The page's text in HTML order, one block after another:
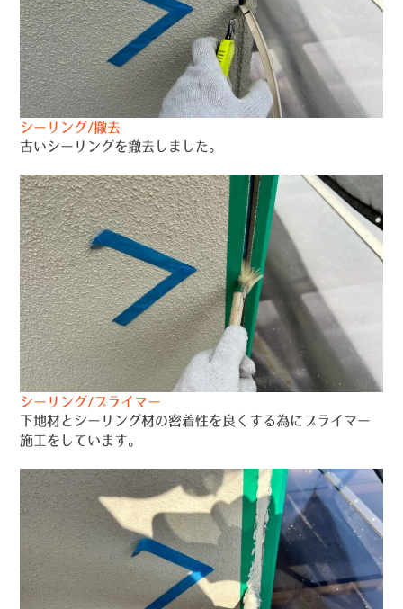
シーリング/撤去
古いシーリングを撤去しました。
シーリング/プライマー
下地材とシーリング材の密着性を良くする為にプライマー
施工をしています。